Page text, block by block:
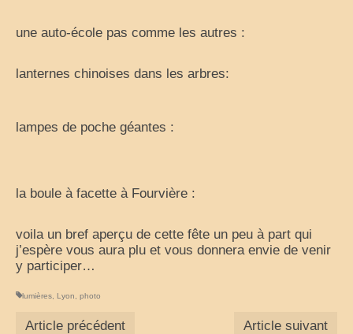
une auto-école pas comme les autres :
lanternes chinoises dans les arbres:
lampes de poche géantes :
la boule à facette à Fourvière :
voila un bref aperçu de cette fête un peu à part qui
j’espère vous aura plu et vous donnera envie de venir
y participer…
lumières Lyon photo
Article précédent Article suivant